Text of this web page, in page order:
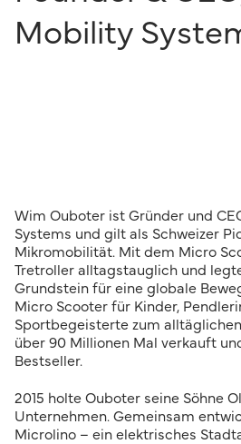
Mobility
Wim Ouboter ist Gründer und
Systems und gilt als Schweizer
Mikromobilität. Mit dem Micro
Tretroller alltagstauglich und
Grundstein für eine globale
Micro Scooter für Kinder,
Sportbegeisterte zum
über 90 Millionen Mal verkauft
Bestseller.
2015 holte Ouboter seine Söhne
Unternehmen. Gemeinsam
Microlino – ein elektrisches